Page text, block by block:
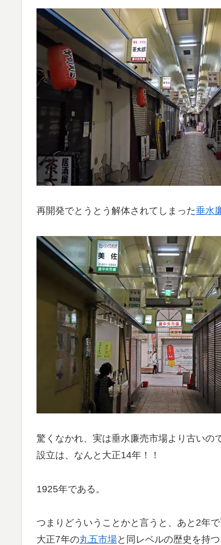
再開発でとうとう解体されてしまった垂水
驚くなかれ、実は垂水廉売市場より古いの
設立は、なんと大正14年！！
1925年である。
つまりどういうことかと言うと、あと2年
大正7年の丸五市場と同レベルの歴史を持